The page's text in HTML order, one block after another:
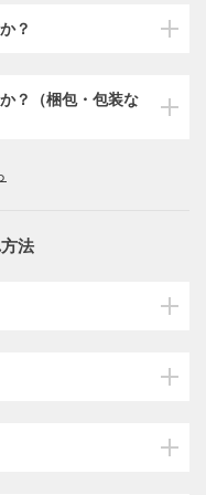
？
？（梱包・包装な
法